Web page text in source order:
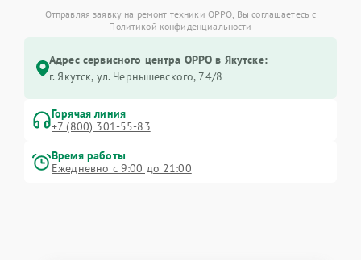
Отправляя заявку на ремонт техники OPPO, Вы соглашаетесь с
Политикой конфиденциальности
Адрес сервисного центра OPPO в Якутске:
г. Якутск, ул. Чернышевского, 74/8
Горячая линия
+7 (800) 301-55-83
Время работы
Ежедневно с 9:00 до 21:00